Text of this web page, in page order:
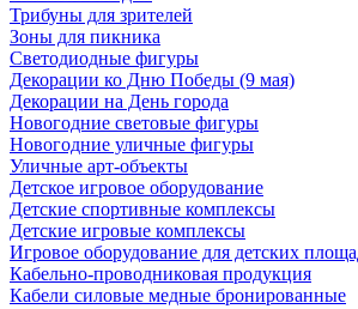
Трибуны для зрителей
Зоны для пикника
Светодиодные фигуры
Декорации ко Дню Победы (9 мая)
Декорации на День города
Новогодние световые фигуры
Новогодние уличные фигуры
Уличные арт-объекты
Детское игровое оборудование
Детские спортивные комплексы
Детские игровые комплексы
Игровое оборудование для детских
Кабельно-проводниковая продукция
Кабели силовые медные бронированные